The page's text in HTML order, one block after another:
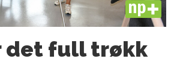
PLUS
det full trøkk